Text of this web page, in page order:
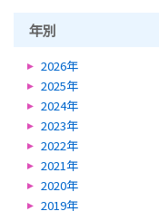
年別
2026年
2025年
2024年
2023年
2022年
2021年
2020年
2019年